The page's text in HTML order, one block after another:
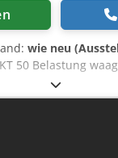
wie neu
50 Belastung
220V, 50
Tischhoehe
650mm, Breite
0 –
– 15 U /min Dodpfx